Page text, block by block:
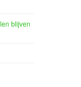
blijven